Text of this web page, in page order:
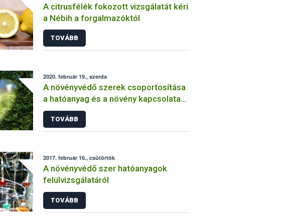
A citrusfélék fokozott vizsgálatát kéri
a Nébih a forgalmazóktól
TOVÁBB
2020. február 19., szerda
A növényvédő szerek csoportosítása
a hatóanyag és a növény kapcsolata
szerint
TOVÁBB
2017. február 16., csütörtök
A növényvédő szer hatóanyagok
felülvizsgálatáról
TOVÁBB